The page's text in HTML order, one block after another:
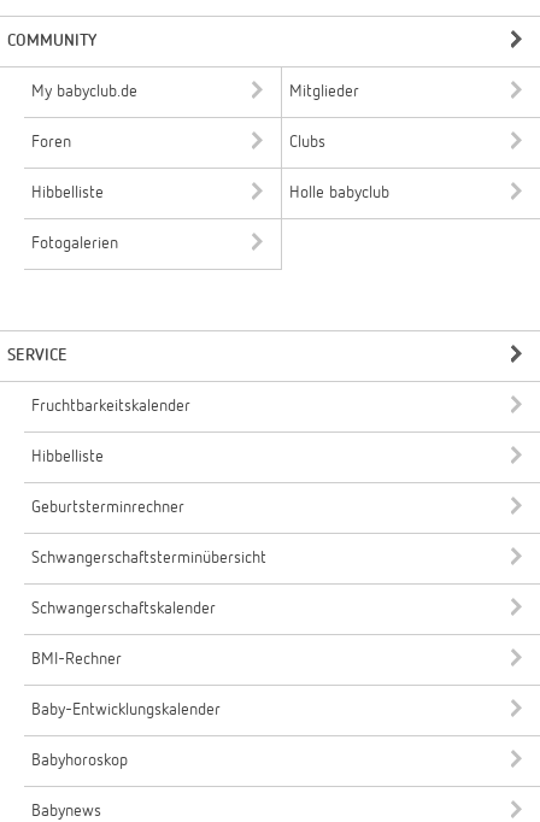
COMMUNITY
My babyclub.de Mitglieder
Foren Clubs
Hibbelliste Holle babyclub
Fotogalerien
SERVICE
Fruchtbarkeitskalender
Hibbelliste
Geburtsterminrechner
Schwangerschaftsterminübersicht
Schwangerschaftskalender
BMI-Rechner
Baby-Entwicklungskalender
Babyhoroskop
Babynews